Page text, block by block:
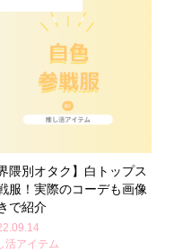
界隈別オタク】白トップス
服！実際のコーデも画像
で紹介
活アイテム